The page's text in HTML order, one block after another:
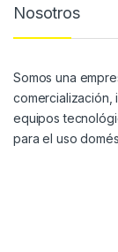
Nosotros
Somos una
comercialización,
equipos
para el uso